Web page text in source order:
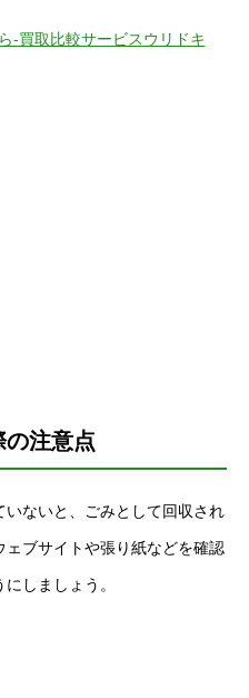
-買取比較サービスウリドキ
の注意点
ないと、ごみとして回収され
ブサイトや張り紙などを確認
しましょう。